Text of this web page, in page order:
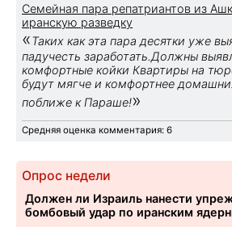
Семейная пара репатриантов из
иранскую разведку
«Таких как эта пара десятки уже
падучесть заработать.Должны
комфортные койки Квартиры на
будут мягче и комфортнее
поближе к Параше!»
Средняя оценка комментария: 6
Опрос недели
Должен ли Израиль нанести
бомбовый удар по иранским